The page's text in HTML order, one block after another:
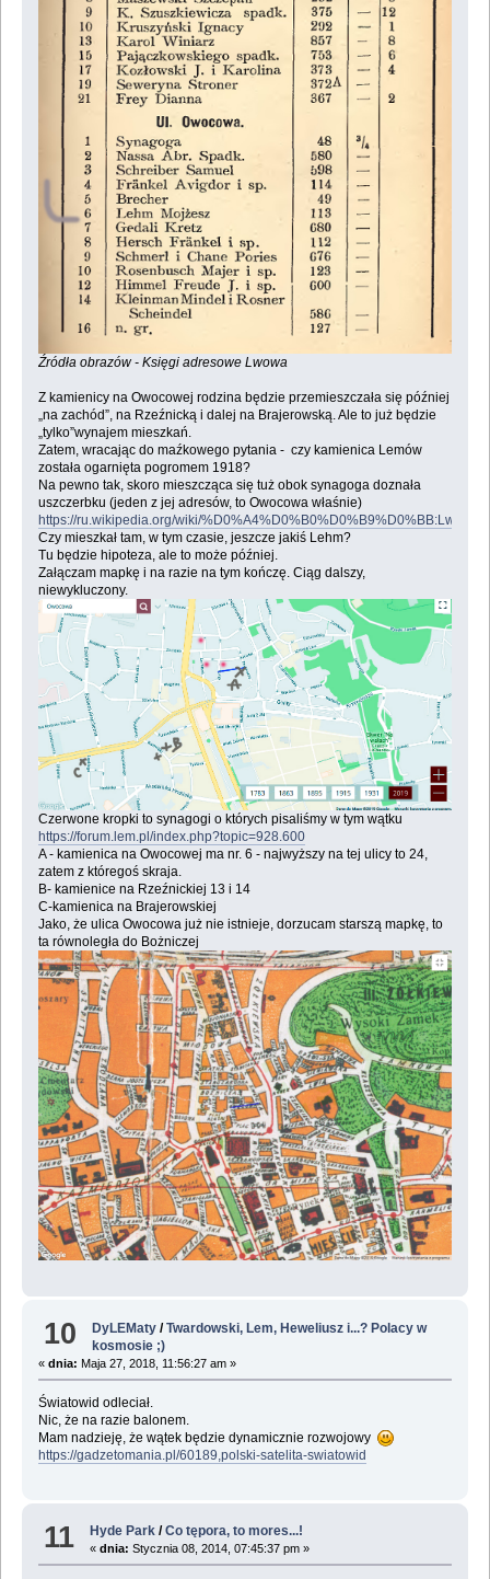
Źródła obrazów - Księgi adresowe Lwowa
Z kamienicy na Owocowej rodzina będzie przemieszczała się później
„na zachód”, na Rzeźnicką i dalej na Brajerowską. Ale to już będzie
„tylko”wynajem mieszkań.
Zatem, wracając do maźkowego pytania - czy kamienica Lemów
została ogarnięta pogromem 1918?
Na pewno tak, skoro mieszcząca się tuż obok synagoga doznała
uszczerbku (jeden z jej adresów, to Owocowa właśnie)
https://ru.wikipedia.org/wiki/
Czy mieszkał tam, w tym czasie, jeszcze jakiś Lehm?
Tu będzie hipoteza, ale to może później.
Załączam mapkę i na razie na tym kończę. Ciąg dalszy,
niewykluczony.
Czerwone kropki to synagogi o których pisaliśmy w tym wątku
https://forum.lem.pl/index.php?topic=928.600
A - kamienica na Owocowej ma nr. 6 - najwyższy na tej ulicy to 24,
zatem z któregoś skraja.
B- kamienice na Rzeźnickiej 13 i 14
C-kamienica na Brajerowskiej
Jako, że ulica Owocowa już nie istnieje, dorzucam starszą mapkę, to
ta równoległa do Bożniczej
10 DyLEMaty /Twardowski, Lem, Heweliusz i...? Polacy w
kosmosie ;)
« dnia: Maja 27, 2018, 11:56:27 am »
Światowid odleciał.
Nic, że na razie balonem.
Mam nadzieję, że wątek będzie dynamicznie rozwojowy
https://gadzetomania.pl/60189,polski-satelita-swiatowid
11 Hyde Park /Co tępora, to mores...!
«dnia: Stycznia 08, 2014, 07:45:37 pm »